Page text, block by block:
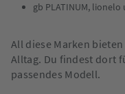
gb PLATINUM,
All diese Marken
Alltag. Du findest dort
passendes Modell.